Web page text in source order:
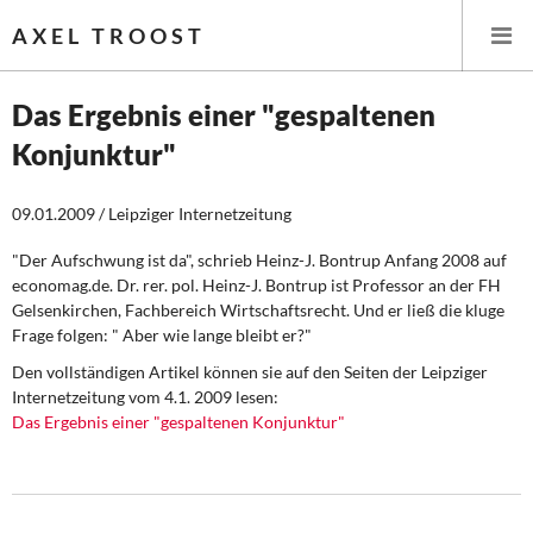
AXEL TROOST
Startseite
Themen
Leitlinien linker Wirtschafts- und Finanzpolitik
Wirtschaftspolitik
Steuer- und Finanzpolitik
Öffentliche Infrastruktur und Daseinsvorsorge
Eurokrise und Griechenland
Das Ergebnis einer "gespaltenen
Konjunktur"
09.01.2009 / Leipziger Internetzeitung
"Der Aufschwung ist da", schrieb Heinz-J. Bontrup Anfang 2008 auf
economag.de. Dr. rer. pol. Heinz-J. Bontrup ist Professor an der FH
Gelsenkirchen, Fachbereich Wirtschaftsrecht. Und er ließ die kluge
Frage folgen: " Aber wie lange bleibt er?"
Den vollständigen Artikel können sie auf den Seiten der Leipziger
Internetzeitung vom 4.1. 2009 lesen:
Das Ergebnis einer "gespaltenen Konjunktur"